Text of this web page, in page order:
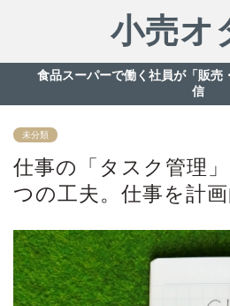
小売オ
食品スーパーで働く社員が「販売
信
未分類
仕事の「タスク管理
つの工夫。仕事を計